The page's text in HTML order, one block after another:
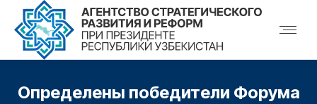
Определены победители Форума